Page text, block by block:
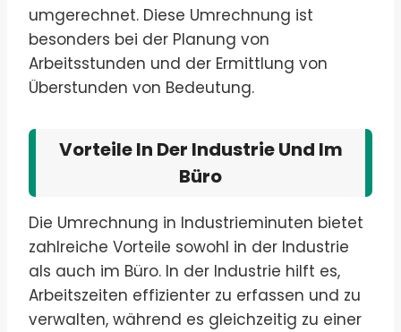
umgerechnet. Diese Umrechnung ist
besonders bei der Planung von
Arbeitsstunden und der Ermittlung von
Überstunden von Bedeutung.
Vorteile In Der Industrie Und Im
Büro
Die Umrechnung in Industrieminuten bietet
zahlreiche Vorteile sowohl in der Industrie
als auch im Büro. In der Industrie hilft es,
Arbeitszeiten effizienter zu erfassen und zu
verwalten, während es gleichzeitig zu einer